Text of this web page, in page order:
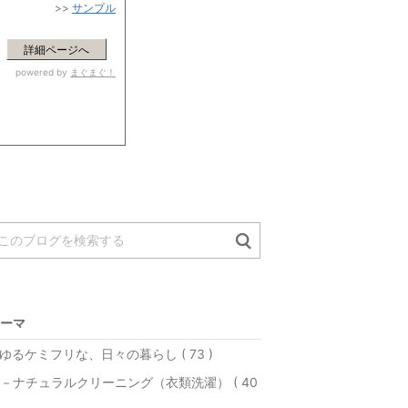
>> サンプル
詳細ページへ
powered by まぐまぐ！
マ
るケミフリな、日々の暮らし ( 73 )
－ナチュラルクリーニング（衣類洗濯） ( 40